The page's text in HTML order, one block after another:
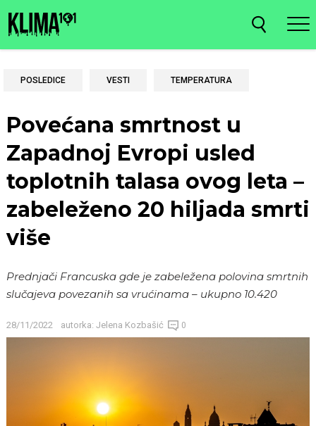
POSLEDICE VESTI TEMPERATURA
Povećana smrtnost u
Zapadnoj Evropi usled
toplotnih talasa ovog leta –
zabeleženo 20 hiljada smrti
više
Prednjači Francuska gde je zabeležena polovina smrtnih
slučajeva povezanih sa vrućinama – ukupno 10.420
28/11/2022 autorka: Jelena Kozbašić 0